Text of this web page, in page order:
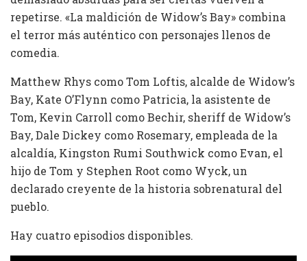
repetirse. «La maldición de Widow’s Bay» combina
el terror más auténtico con personajes llenos de
comedia.
Matthew Rhys como Tom Loftis, alcalde de Widow’s
Bay, Kate O’Flynn como Patricia, la asistente de
Tom, Kevin Carroll como Bechir, sheriff de Widow’s
Bay, Dale Dickey como Rosemary, empleada de la
alcaldía, Kingston Rumi Southwick como Evan, el
hijo de Tom y Stephen Root como Wyck, un
declarado creyente de la historia sobrenatural del
pueblo.
Hay cuatro episodios disponibles.